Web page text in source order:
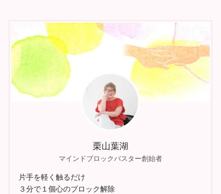
栗山葉湖
マインドブロックバスター創始者
片手を軽く触るだけ
３分で１個心のブロック解除